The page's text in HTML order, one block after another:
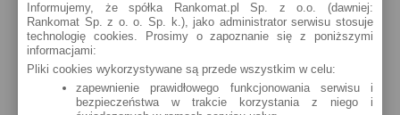
Trudno uznać, że posiadaczy oszczędności ucieszyła
niedawna decyzja Rady Polityki Pieniężnej. Skutkowała
ona obniżeniem głównej stopy procentowej NBP...
Karta kredytowa Visa Bonus (RRSO: 22,98%):
teraz z jeszcze ciekawszymi bonusami!
W sierpniu na naszym portalu pojawił się artykuł
Informujemy, że spółka Rankomat.pl Sp. z o.o. (dawniej:
Rankomat Sp. z o. o. Sp. k.), jako administrator serwisu stosuje
technologię cookies. Prosimy o zapoznanie się z poniższymi
informacjami:
Pliki cookies wykorzystywane są przede wszystkim w celu:
zapewnienie prawidłowego funkcjonowania serwisu i
bezpieczeństwa w trakcie korzystania z niego i